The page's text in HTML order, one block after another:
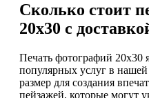
Сколько стоит
20х30 с
Печать фотографий 20х30
популярных услуг в
размер для создания
пейзажей, которые могут